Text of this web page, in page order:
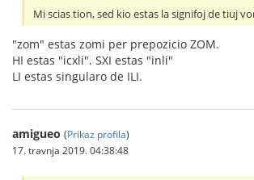
Mi scias tion, sed kio estas la signifoj de tiuj
"zom" estas zomi per prepozicio ZOM.
HI estas "icxli". SXI estas "inli"
LI estas singularo de ILI.
amigueo (Prikaz profila)
17. travnja 2019. 04:38:48